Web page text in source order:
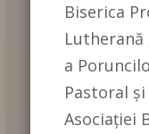
Biserica
Lutherană
a
Pastoral
Asociației